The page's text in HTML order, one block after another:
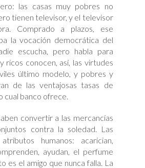
las casas muy pobres no
tienen televisor, y el televisor
Comprado a plazos, ese
la vocación democrática del
escucha, pero habla para
ricos conocen, así, las virtudes
último modelo, y pobres y
de las ventajosas tasas de
cual banco ofrece.
convertir a las mercancías
contra la soledad. Las
humanos: acarician,
ayudan, el perfume
es el amigo que nunca falla. La